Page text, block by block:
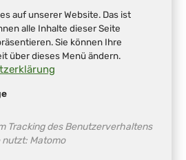
auf unserer Website. Das ist
alle Inhalte dieser Seite
Sie können Ihre
über dieses Menü ändern.
Tracking des Benutzerverhaltens
nutzt: Matomo